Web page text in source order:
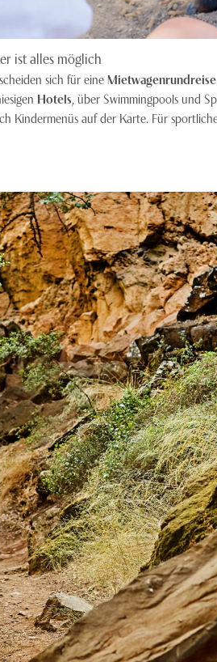
ist alles möglich
sich für eine Mietwagenrundreise
Hotels , über Swimmingpools und
Kindermenüs auf der Karte. Für